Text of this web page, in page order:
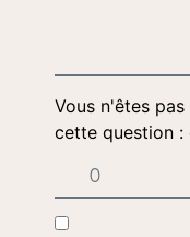
Vous n'êtes
cette question :